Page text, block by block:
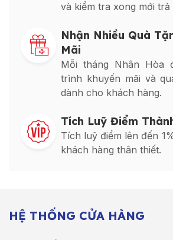
và kiểm tra xong mới trả
Nhận Nhiều Quà
Mãi
Mỗi tháng Nhân Hòa
trình khuyến mãi và
dành cho khách hàng.
Tích Luỹ Điểm
Tích luỹ điểm lên đến
khách hàng thân thiết.
HỆ THỐNG CỬA HÀNG